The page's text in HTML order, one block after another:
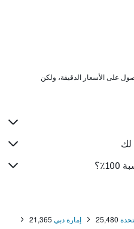
لك
25,480 إمارة دبي 21,365